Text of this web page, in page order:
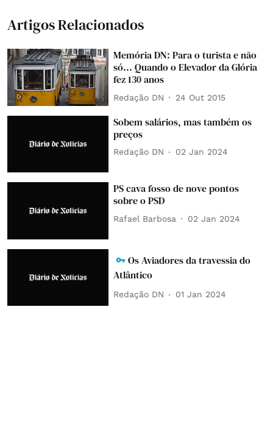
Artigos Relacionados
Memória DN: Para o turista e não
só... Quando o Elevador da Glória
fez 130 anos
Redação DN 24 Out 2015
Sobem salários, mas também os
preços
Redação DN 02 Jan 2024
PS cava fosso de nove pontos
sobre o PSD
Rafael Barbosa 02 Jan 2024
Os Aviadores da travessia do
Atlântico
Redação DN 01 Jan 2024